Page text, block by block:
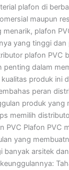
plafon di
maupun
plafon
yang tinggi dan
plafon PVC
penting dalam
produk ini
peran
produk yang
memilih
PVC Plafon PVC
yang
banyak arsitek